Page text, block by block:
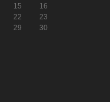
15
16
22
23
29
30